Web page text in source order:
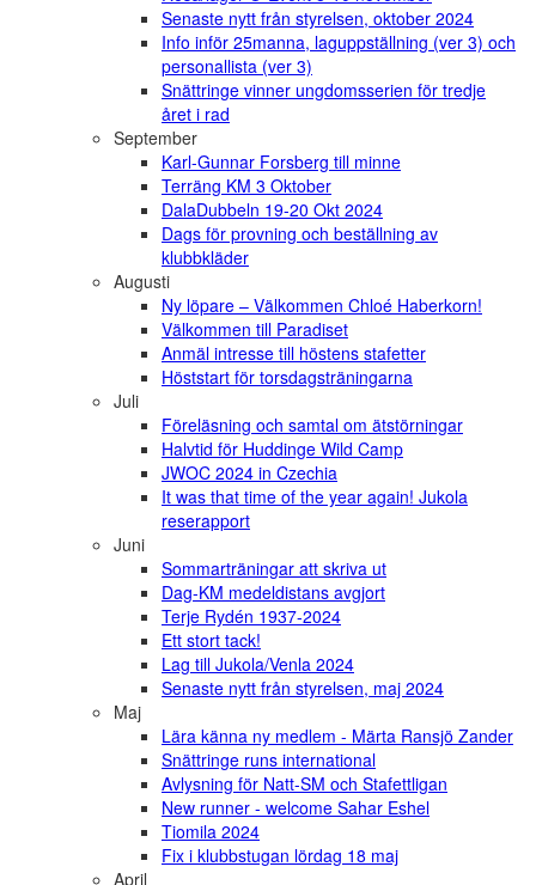
Senaste nytt från styrelsen, oktober 2024
Info inför 25manna, laguppställning (ver 3) och
personallista (ver 3)
Snättringe vinner ungdomsserien för tredje
året i rad
September
Karl-Gunnar Forsberg till minne
Terräng KM 3 Oktober
DalaDubbeln 19-20 Okt 2024
Dags för provning och beställning av
klubbkläder
Augusti
Ny löpare – Välkommen Chloé Haberkorn!
Välkommen till Paradiset
Anmäl intresse till höstens stafetter
Höststart för torsdagsträningarna
Juli
Föreläsning och samtal om ätstörningar
Halvtid för Huddinge Wild Camp
JWOC 2024 in Czechia
It was that time of the year again! Jukola
reserapport
Juni
Sommarträningar att skriva ut
Dag-KM medeldistans avgjort
Terje Rydén 1937-2024
Ett stort tack!
Lag till Jukola/Venla 2024
Senaste nytt från styrelsen, maj 2024
Maj
Lära känna ny medlem - Märta Ransjö Zander
Snättringe runs international
Avlysning för Natt-SM och Stafettligan
New runner - welcome Sahar Eshel
Tiomila 2024
Fix i klubbstugan lördag 18 maj
April